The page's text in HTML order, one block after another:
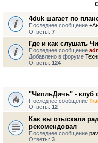
4duk шагает по
Последнее сообщение
Ответы: 7
Где и как слушать
Последнее сообщение
Добавлено в форуме
Ответы: 124
"ЧипльДичь" - клуб
Последнее сообщение
Ответы: 12
Как вы отыскали
рекомендовал
Последнее сообщение
Ответы: 3